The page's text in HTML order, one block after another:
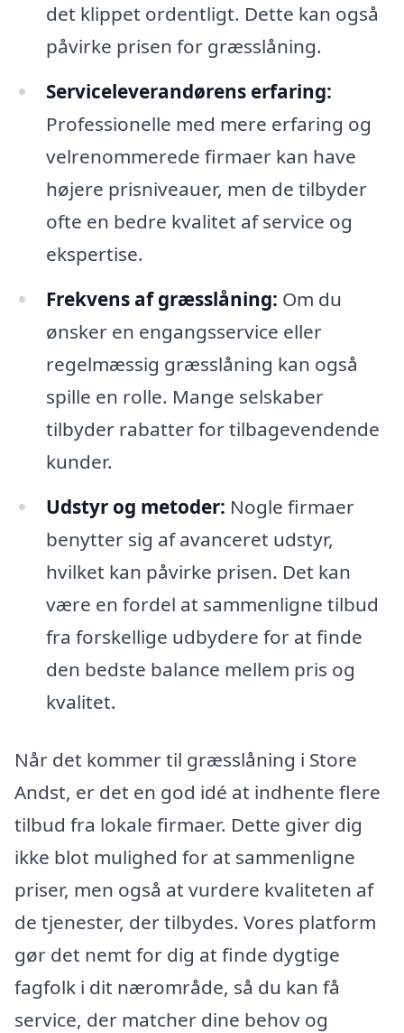
det klippet ordentligt. Dette kan også
påvirke prisen for græsslåning.
Serviceleverandørens erfaring:
Professionelle med mere erfaring og
velrenommerede firmaer kan have
højere prisniveauer, men de tilbyder
ofte en bedre kvalitet af service og
ekspertise.
Frekvens af græsslåning: Om du
ønsker en engangsservice eller
regelmæssig græsslåning kan også
spille en rolle. Mange selskaber
tilbyder rabatter for tilbagevendende
kunder.
Udstyr og metoder: Nogle firmaer
benytter sig af avanceret udstyr,
hvilket kan påvirke prisen. Det kan
være en fordel at sammenligne tilbud
fra forskellige udbydere for at finde
den bedste balance mellem pris og
kvalitet.
Når det kommer til græsslåning i Store
Andst, er det en god idé at indhente flere
tilbud fra lokale firmaer. Dette giver dig
ikke blot mulighed for at sammenligne
priser, men også at vurdere kvaliteten af
de tjenester, der tilbydes. Vores platform
gør det nemt for dig at finde dygtige
fagfolk i dit nærområde, så du kan få
service, der matcher dine behov og